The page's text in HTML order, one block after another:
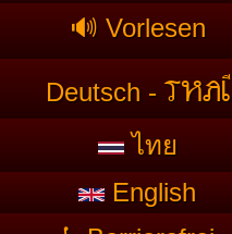
🔊 Vorlesen
Deutsch - THAI
ไทย
English